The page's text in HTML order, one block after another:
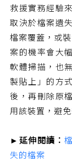
救援實務經驗
取決於檔案遺
檔案覆蓋，或
案的機率會大
軟體掃描，也
製貼上」的方
後，再刪除原
用該裝置，避
►延伸閱讀：
失的檔案